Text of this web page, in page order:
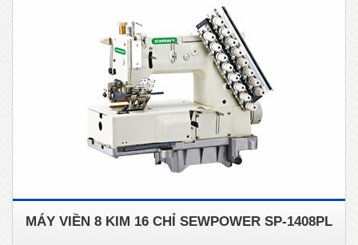
MÁY VIỀN 8 KIM 16 CHỈ SEWPOWER SP-1408PL